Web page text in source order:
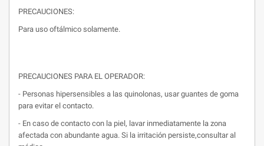
PRECAUCIONES:
Para uso oftálmico solamente.
PRECAUCIONES PARA EL OPERADOR:
- Personas hipersensibles a las quinolonas, usar guantes de goma
para evitar el contacto.
- En caso de contacto con la piel, lavar inmediatamente la zona
afectada con abundante agua. Si la irritación persiste,consultar al